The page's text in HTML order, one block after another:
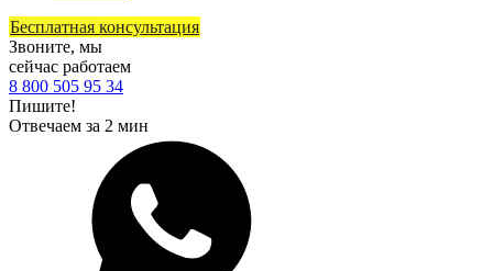
Бесплатная консультация
Звоните, мы
сейчас работаем
8 800 505 95 34
Пишите!
Отвечаем за 2 мин